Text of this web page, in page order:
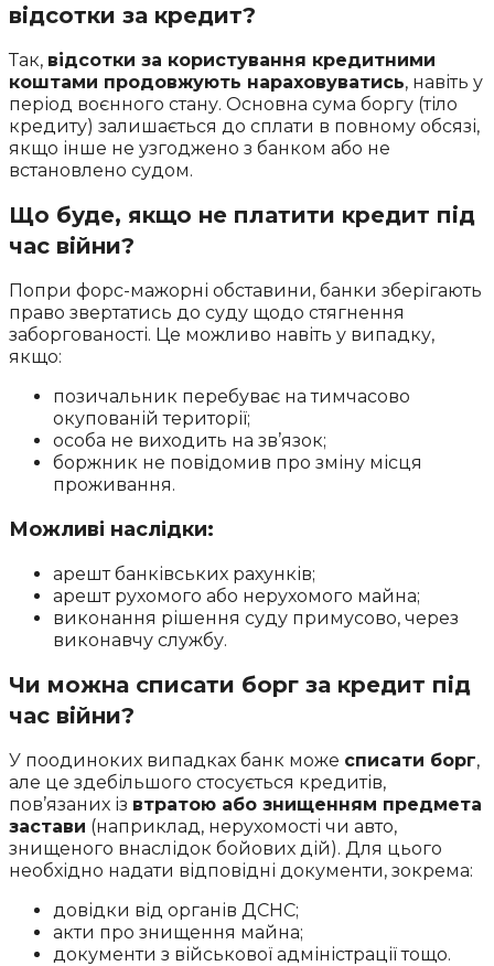
відсотки за кредит?
Так, відсотки за користування кредитними
коштами продовжують нараховуватись, навіть у
період воєнного стану. Основна сума боргу (тіло
кредиту) залишається до сплати в повному обсязі,
якщо інше не узгоджено з банком або не
встановлено судом.
Що буде, якщо не платити кредит під
час війни?
Попри форс-мажорні обставини, банки зберігають
право звертатись до суду щодо стягнення
заборгованості. Це можливо навіть у випадку,
якщо:
позичальник перебуває на тимчасово
окупованій території;
особа не виходить на зв’язок;
боржник не повідомив про зміну місця
проживання.
Можливі наслідки:
арешт банківських рахунків;
арешт рухомого або нерухомого майна;
виконання рішення суду примусово, через
виконавчу службу.
Чи можна списати борг за кредит під
час війни?
У поодиноких випадках банк може списати борг,
але це здебільшого стосується кредитів,
пов’язаних із втратою або знищенням предмета
застави (наприклад, нерухомості чи авто,
знищеного внаслідок бойових дій). Для цього
необхідно надати відповідні документи, зокрема:
довідки від органів ДСНС;
акти про знищення майна;
документи з військової адміністрації тощо.